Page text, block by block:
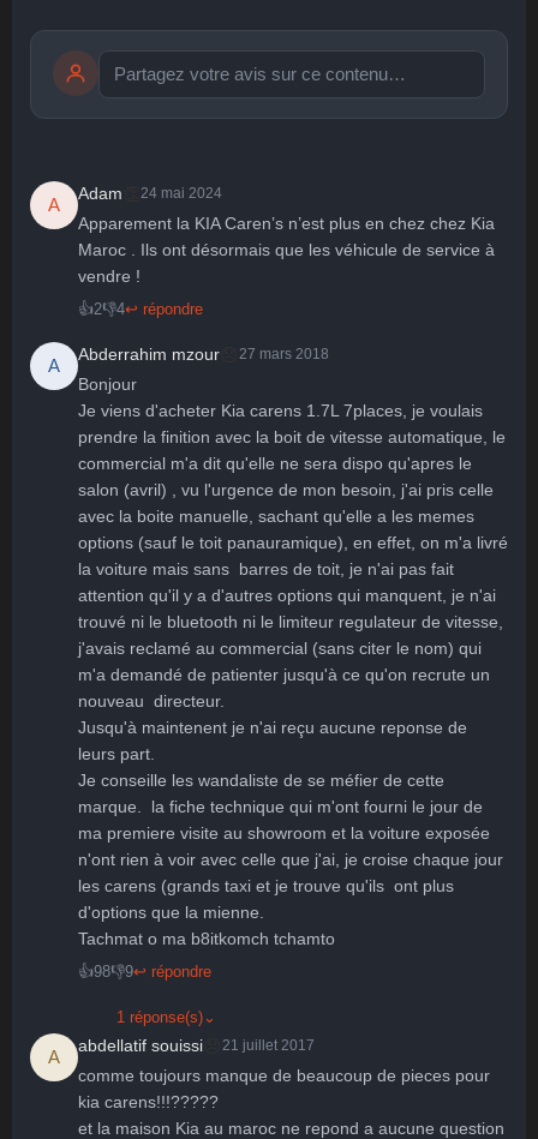
🤩
Parfait
👏 😄 🙂 😐
😮 😞
publication immédiate Publier
A
Adam 24 mai 2024
Apparement la KIA Caren’s n’est plus en chez chez Kia
Maroc . Ils ont désormais que les véhicule de service à
vendre !
👍2👎4↩ répondre
A
Abderrahim mzour 27 mars 2018
Bonjour
Je viens d'acheter Kia carens 1.7L 7places, je voulais
prendre la finition avec la boit de vitesse automatique, le
commercial m'a dit qu'elle ne sera dispo qu'apres le
salon (avril) , vu l'urgence de mon besoin, j'ai pris celle
avec la boite manuelle, sachant qu'elle a les memes
options (sauf le toit panauramique), en effet, on m'a livré
la voiture mais sans  barres de toit, je n'ai pas fait
attention qu'il y a d'autres options qui manquent, je n'ai
trouvé ni le bluetooth ni le limiteur regulateur de vitesse,
j'avais reclamé au commercial (sans citer le nom) qui
m'a demandé de patienter jusqu'à ce qu'on recrute un
nouveau  directeur.
Jusqu'à maintenent je n'ai reçu aucune reponse de
leurs part.
Je conseille les wandaliste de se méfier de cette
marque.  la fiche technique qui m'ont fourni le jour de
ma premiere visite au showroom et la voiture exposée
n'ont rien à voir avec celle que j'ai, je croise chaque jour
les carens (grands taxi et je trouve qu'ils  ont plus
d'options que la mienne.
Tachmat o ma b8itkomch tchamto
👍98👎9↩ répondre
1 réponse(s) ⌄
A
abdellatif souissi 21 juillet 2017
comme toujours manque de beaucoup de pieces pour
kia carens!!!?????
et la maison Kia au maroc ne repond a aucune question